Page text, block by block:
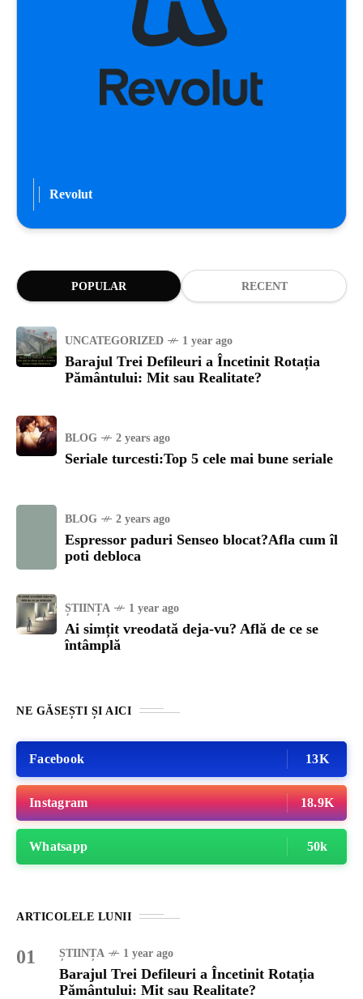
Revolut
POPULAR RECENT
UNCATEGORIZED 1 year ago
Barajul Trei Defileuri a Încetinit Rotația
Pământului: Mit sau Realitate?
BLOG 2 years ago
Seriale turcesti:Top 5 cele mai bune seriale
BLOG 2 years ago
Espressor paduri Senseo blocat?Afla cum îl
poti debloca
ȘTIINȚA 1 year ago
Ai simțit vreodată deja-vu? Află de ce se
întâmplă
NE GĂSEȘTI ȘI AICI
Facebook 13K
Instagram 18.9K
Whatsapp 50k
ARTICOLELE LUNII
01 ȘTIINȚA 1 year ago
Barajul Trei Defileuri a Încetinit Rotația
Pământului: Mit sau Realitate?